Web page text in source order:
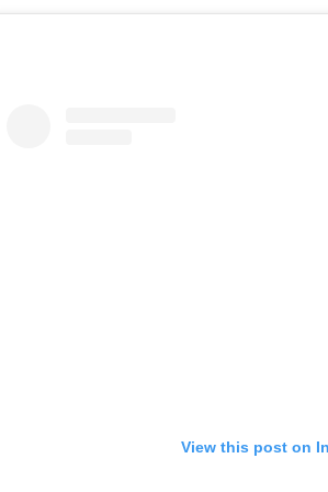
View this post on